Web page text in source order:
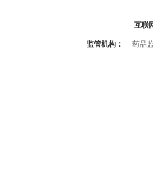
互联
监管机构： 药品